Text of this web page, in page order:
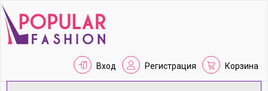
Вход Регистрация Корзина